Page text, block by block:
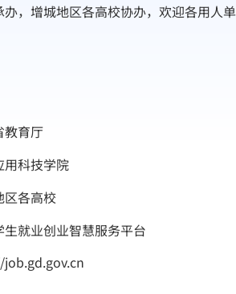
，增城地区各高校协办，欢迎各用人单
教育厅
用科技学院
区各高校
就业创业智慧服务平台